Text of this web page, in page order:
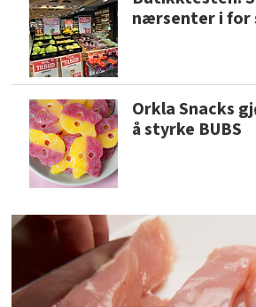
nærsenter i for
Orkla Snacks
å styrke BUBS